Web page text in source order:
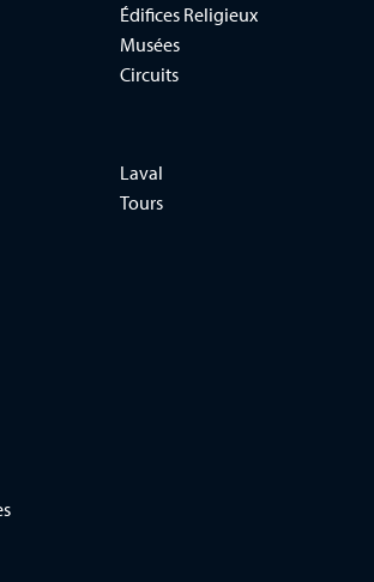
Édifices Religieux
Musées
Circuits
Laval
Tours